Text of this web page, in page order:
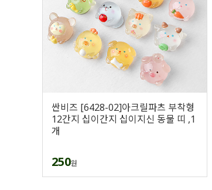
싼비즈 [6428-02]아크릴파츠 부착형
12간지 십이간지 십이지신 동물 띠 ,1
개
250원